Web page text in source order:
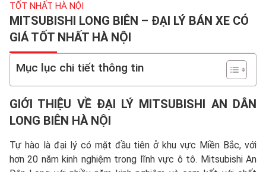
TỐT NHẤT HÀ NỘI
MITSUBISHI LONG BIÊN – ĐẠI LÝ BÁN XE CÓ
GIÁ TỐT NHẤT HÀ NỘI
Mục lục chi tiết thông tin
GIỚI THIỆU VỀĐẠI LÝ MITSUBISHI AN DÂN
LONG BIÊN HÀ NỘI
Tự hào là đại lý có mặt đầu tiên ở khu vực Miền Bắc, với
hơn 20 năm kinh nghiệm trong lĩnh vực ô tô. Mitsubishi An